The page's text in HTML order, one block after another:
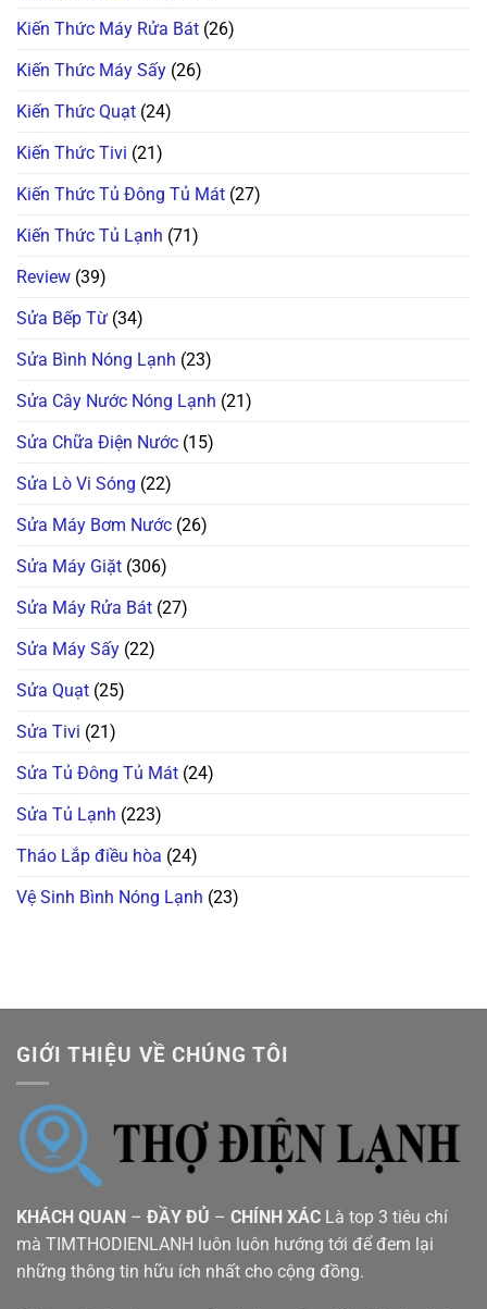
Kiến Thức Máy Rửa Bát (26)
Kiến Thức Máy Sấy (26)
Kiến Thức Quạt (24)
Kiến Thức Tivi (21)
Kiến Thức Tủ Đông Tủ Mát (27)
Kiến Thức Tủ Lạnh (71)
Review (39)
Sửa Bếp Từ (34)
Sửa Bình Nóng Lạnh (23)
Sửa Cây Nước Nóng Lạnh (21)
Sửa Chữa Điện Nước (15)
Sửa Lò Vi Sóng (22)
Sửa Máy Bơm Nước (26)
Sửa Máy Giặt (306)
Sửa Máy Rửa Bát (27)
Sửa Máy Sấy (22)
Sửa Quạt (25)
Sửa Tivi (21)
Sửa Tủ Đông Tủ Mát (24)
Sửa Tủ Lạnh (223)
Tháo Lắp điều hòa (24)
Vệ Sinh Bình Nóng Lạnh (23)
GIỚI THIỆU VỀ CHÚNG TÔI
KHÁCH QUAN – ĐẦY ĐỦ – CHÍNH XÁC Là top 3 tiêu chí
mà TIMTHODIENLANH luôn luôn hướng tới để đem lại
những thông tin hữu ích nhất cho cộng đồng.